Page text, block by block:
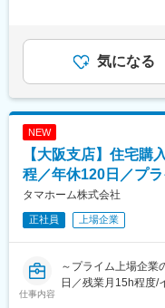
できる文化をなによ
・年間休日123日
■本ポジションにお
・生命保険、損害保
・銀行、証券会社で
・投資用不動産の営
・会計事務所、税理
★下記、企業魅力が
◎採用資料：https://
対応
・住宅ローンや住
・住宅営業担当と連
■組織構成：
金融部門に所属し
レアポ中心ではなく
きます。
す。■昇給：年1回
賃金はあくまでも
性があります。月給(
気になる
NEW
【大阪支店】住宅
程／年休120日／プ
タマホーム株式会社
正社員 上場企業
仕事内容
～プライム上場企業
日／残業月15h程度/